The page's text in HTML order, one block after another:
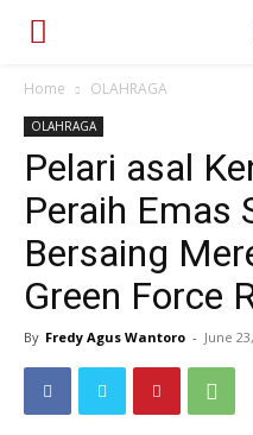
Home OLAHRAGA
OLAHRAGA
Pelari asal
Peraih Emas
Bersaing
Green Force
By Fredy Agus Wantoro - June